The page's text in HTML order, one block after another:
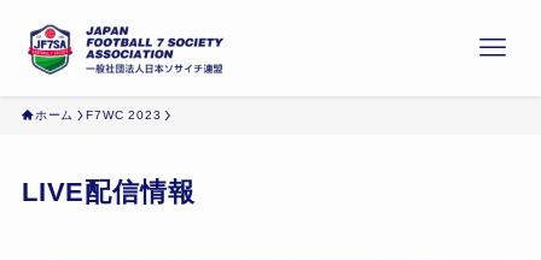
ホーム F7WC 2023
LIVE配信情報